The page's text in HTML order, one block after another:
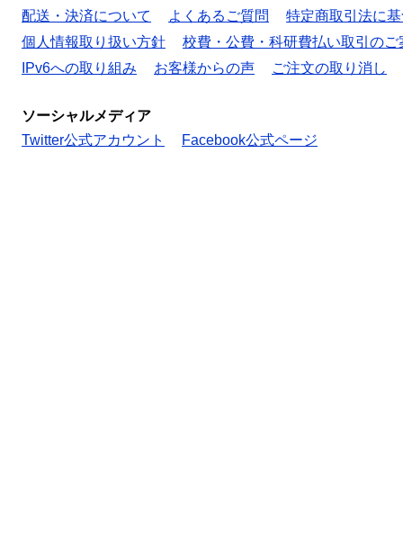
配送・決済について
よくあるご質問
特定商取引法に
個人情報取り扱い方針
校費・公費・科研費払い取引のご
IPv6への取り組み
お客様からの声 ご注文の取り消し
ソーシャルメディア
Twitter公式アカウント
Facebook公式ページ